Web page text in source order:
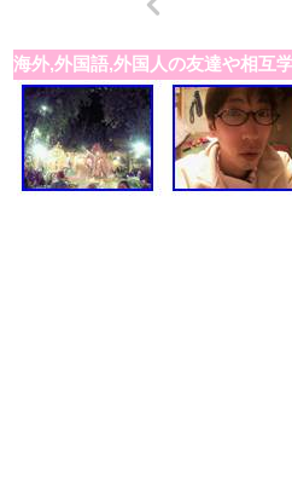
海外,外国語,外国人の友達や相互